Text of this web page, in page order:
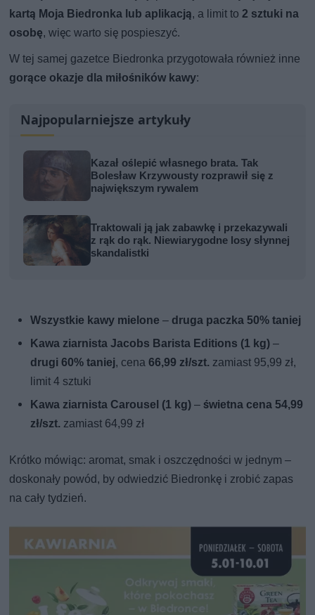
kartą Moja Biedronka lub aplikacją, a limit to2 sztuki na
osobę, więc warto się pospieszyć.
W tej samej gazetce Biedronka przygotowała również inne
gorące okazje dla miłośników kawy:
Najpopularniejsze artykuły
Kazał oślepić własnego brata. Tak
Bolesław Krzywousty rozprawił się z
największym rywalem
Traktowali ją jak zabawkę i przekazywali
z rąk do rąk. Niewiarygodne losy słynnej
skandalistki
Wszystkie kawy mielone – druga paczka 50% taniej
Kawa ziarnista Jacobs Barista Editions (1 kg) –
drugi 60% taniej, cena66,99 zł/szt. zamiast 95,99 zł,
limit 4 sztuki
Kawa ziarnista Carousel (1 kg) –świetna cena 54,99
zł/szt. zamiast 64,99 zł
Krótko mówiąc: aromat, smak i oszczędności w jednym –
doskonały powód, by odwiedzić Biedronkę i zrobić zapas
na cały tydzień.